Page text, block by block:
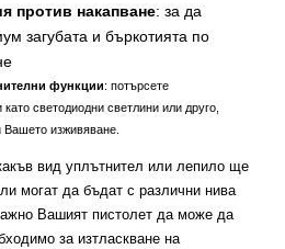
против накапване: за да
загубата и бъркотията по
функции: потърсете
светодиодни светлини или друго,
изживяване.
вид уплътнител или лепило ще
могат да бъдат с различни нива
Вашият пистолет да може да
за изтласкване на